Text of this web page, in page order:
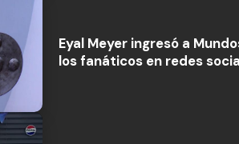
Eyal Meyer ingresó a
los fanáticos en redes